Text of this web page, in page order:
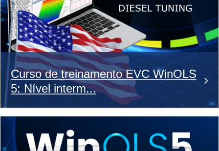
Curso de treinamento EVC WinOLS
5: Nível interm...